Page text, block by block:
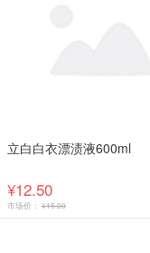
立白白衣漂渍液600ml
¥12.50
市场价： ¥15.00